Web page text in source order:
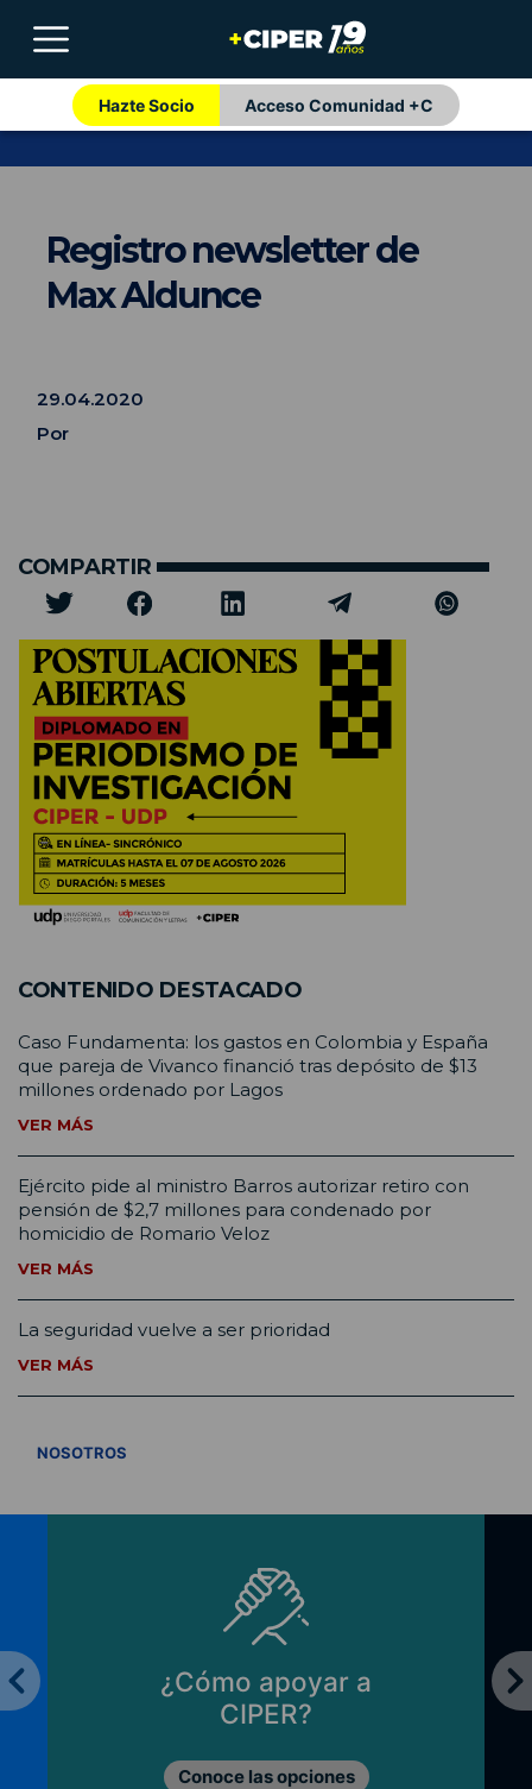
Hazte Socio Acceso Comunidad +C
Registro newsletter de
Max Aldunce
29.04.2020
Por
COMPARTIR
CONTENIDO DESTACADO
Caso Fundamenta: los gastos en Colombia y España
que pareja de Vivanco financió tras depósito de $13
millones ordenado por Lagos
VER MÁS
Ejército pide al ministro Barros autorizar retiro con
pensión de $2,7 millones para condenado por
homicidio de Romario Veloz
VER MÁS
La seguridad vuelve a ser prioridad
VER MÁS
NOSOTROS
¿Cómo apoyar a
CIPER?
Conoce las opciones